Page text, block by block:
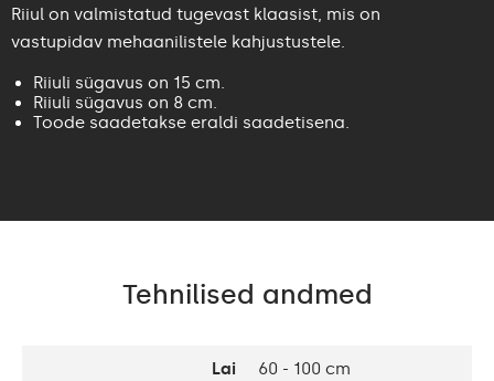
Riiul on valmistatud tugevast klaasist, mis on
vastupidav mehaanilistele kahjustustele.
Riiuli sügavus on 15 cm.
Riiuli sügavus on 8 cm.
Toode saadetakse eraldi saadetisena.
Tehnilised andmed
Lai 60 - 100 cm